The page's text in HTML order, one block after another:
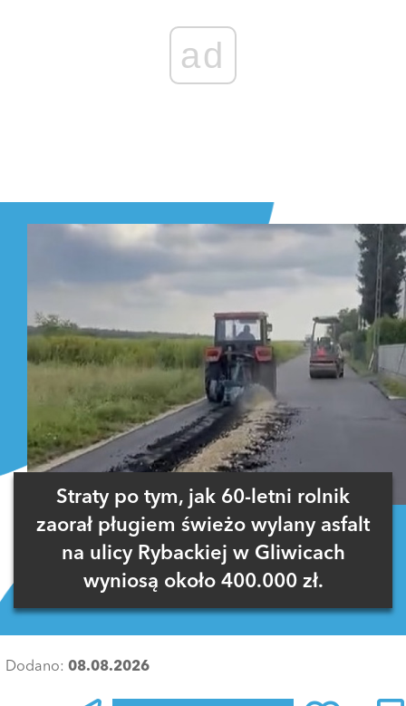
ad
Straty po tym, jak 60-letni rolnik
zaorał pługiem świeżo wylany asfalt
na ulicy Rybackiej w Gliwicach
wyniosą około 400.000 zł.
Dodano: 08.08.2026